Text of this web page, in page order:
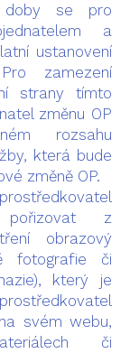
doby se pro
a
ustanovení
zamezení
strany tímto
změnu OP
rozsahu
která bude
změně OP.
pořizovat z
obrazový
fotografie či
který je
svém webu,
či